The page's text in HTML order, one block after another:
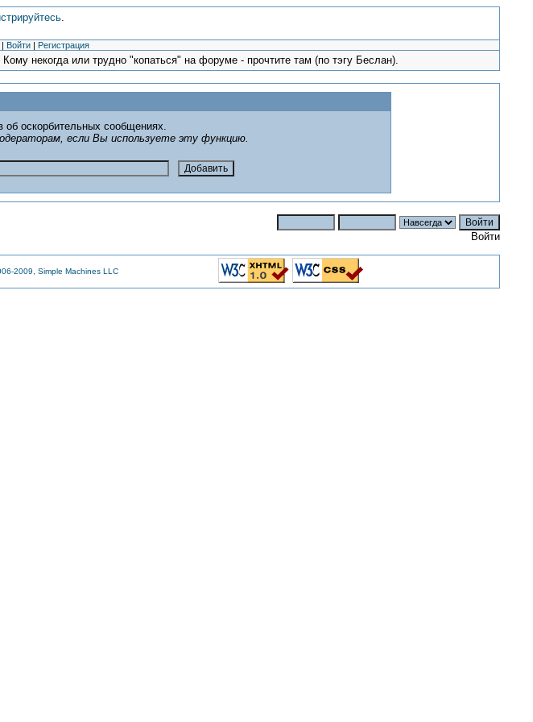
.
| Войти | Регистрация
некогда или трудно "копаться" на форуме - прочтите там (по тэгу Беслан).
оскорбительных сообщениях.
если Вы используете эту функцию.
Войти
2009, Simple Machines LLC